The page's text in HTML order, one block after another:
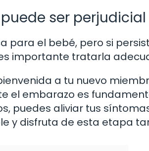
ser
para el bebé, pero si
importante tratarla
a tu nuevo
el embarazo es
puedes aliviar tus
y disfruta de esta etapa